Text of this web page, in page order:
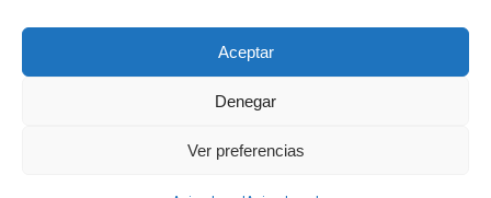
Aceptar
Denegar
Ver preferencias